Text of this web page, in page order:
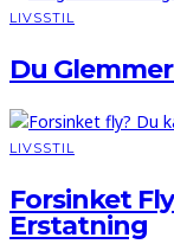
LIVSSTIL
Du
LIVSSTIL
Forsinket
Erstatning